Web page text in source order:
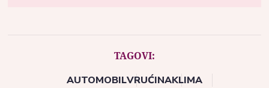
TAGOVI:
AUTOMOBILVRUĆINAKLIMA